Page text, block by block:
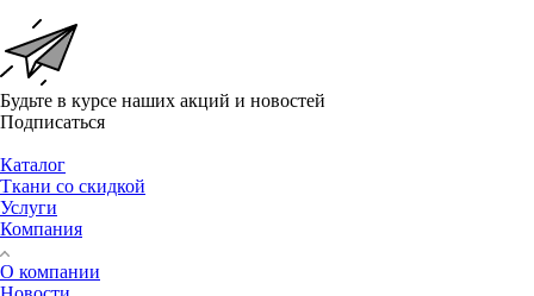
Будьте в курсе наших акций и новостей
Подписаться
Каталог
Ткани со скидкой
Услуги
Компания
О компании